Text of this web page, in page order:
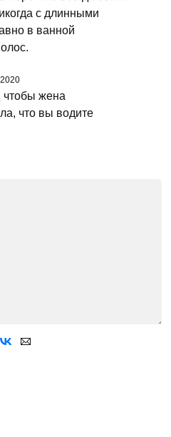
с длинными
в ванной
2020
чтобы жена
что вы водите